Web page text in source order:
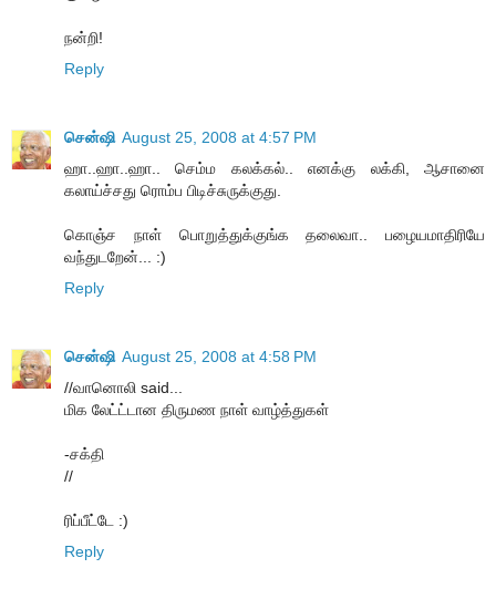
நன்றி!
Reply
சென்ஷி August 25, 2008 at 4:57 PM
ஹா..ஹா..ஹா.. செம்ம கலக்கல்.. எனக்கு லக்கி, ஆசானை
கலாய்ச்சது ரொம்ப பிடிச்சுருக்குது.
கொஞ்ச நாள் பொறுத்துக்குங்க தலைவா.. பழையமாதிரியே
வந்துடறேன்... :)
Reply
சென்ஷி August 25, 2008 at 4:58 PM
//வானொலி said...
மிக லேட்ட்டான திருமண நாள் வாழ்த்துகள்
-சக்தி
//
ரிப்பீட்டே :)
Reply